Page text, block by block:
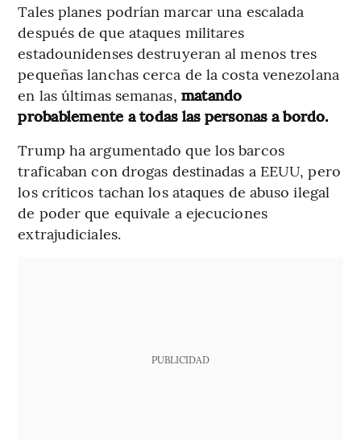
Tales planes podrían marcar una escalada
después de que ataques militares
estadounidenses destruyeran al menos tres
pequeñas lanchas cerca de la costa venezolana
en las últimas semanas, matando
probablemente a todas las personas a bordo.
Trump ha argumentado que los barcos
traficaban con drogas destinadas a EEUU, pero
los críticos tachan los ataques de abuso ilegal
de poder que equivale a ejecuciones
extrajudiciales.
PUBLICIDAD